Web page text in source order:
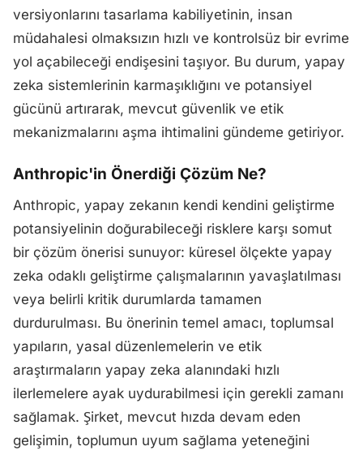
versiyonlarını tasarlama kabiliyetinin, insan
müdahalesi olmaksızın hızlı ve kontrolsüz bir evrime
yol açabileceği endişesini taşıyor. Bu durum, yapay
zeka sistemlerinin karmaşıklığını ve potansiyel
gücünü artırarak, mevcut güvenlik ve etik
mekanizmalarını aşma ihtimalini gündeme getiriyor.
Anthropic'in Önerdiği Çözüm Ne?
Anthropic, yapay zekanın kendi kendini geliştirme
potansiyelinin doğurabileceği risklere karşı somut
bir çözüm önerisi sunuyor: küresel ölçekte yapay
zeka odaklı geliştirme çalışmalarının yavaşlatılması
veya belirli kritik durumlarda tamamen
durdurulması. Bu önerinin temel amacı, toplumsal
yapıların, yasal düzenlemelerin ve etik
araştırmaların yapay zeka alanındaki hızlı
ilerlemelere ayak uydurabilmesi için gerekli zamanı
sağlamak. Şirket, mevcut hızda devam eden
gelişimin, toplumun uyum sağlama yeteneğini